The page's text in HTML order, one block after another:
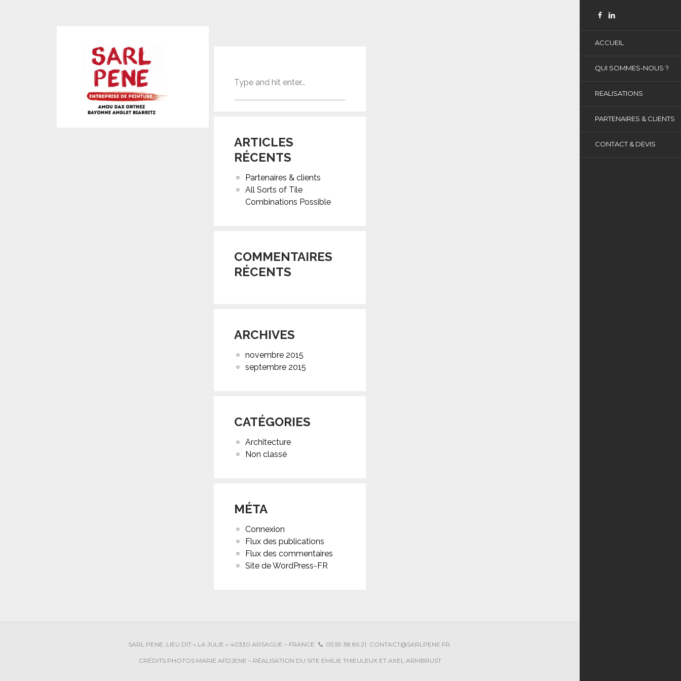
ACCUEIL
QUI SOMMES-NOUS ?
REALISATIONS
PARTENAIRES & CLIENTS
CONTACT & DEVIS
ARTICLES
RÉCENTS
Partenaires & clients
All Sorts of Tile
Combinations Possible
COMMENTAIRES
RÉCENTS
ARCHIVES
novembre 2015
septembre 2015
CATÉGORIES
Architecture
Non classé
MÉTA
Connexion
Flux des publications
Flux des commentaires
Site de WordPress-FR
SARL PENE, LIEU DIT « LA JULIE » 40330 ARSAGUE – FRANCE 05 59 38 85 21 CONTACT@SARLPENE.FR
CRÉDITS PHOTOS MARIE AFDJENE – RÉALISATION DU SITE EMILIE THIEULEUX ET AXEL ARMBRUST